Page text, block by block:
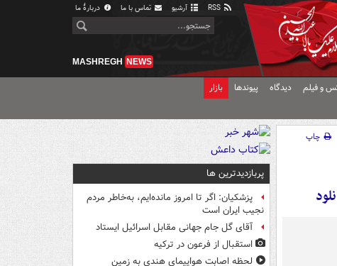
آرشیو تماس با ما دربارهٔ ما
MASHREGH NEWS
و فیلم دیدگاه پیوندها بازار
چاپ
پربازدیدترین ها
پزشکیان: اگر تا امروز مانده‌ایم، به‌خاطر مردم
نجیب ایران است
آقای گل جام جهانی مقابل اسرائیل ایستاد
استقبال از فرعون در ترکیه
لحظه اصابت هواپیمای هندی به زمین